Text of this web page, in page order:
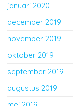
januari 2020
december 2019
november 2019
oktober 2019
september 2019
augustus 2019